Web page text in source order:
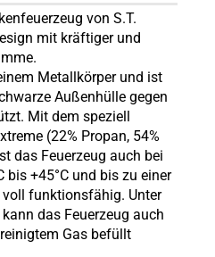
von S.T.
mit kräftiger und
Metallkörper und ist
Außenhülle gegen
Mit dem speziell
(22% Propan, 54%
das Feuerzeug auch bei
bis +45°C und bis zu einer
funktionsfähig. Unter
das Feuerzeug auch
Gas befüllt